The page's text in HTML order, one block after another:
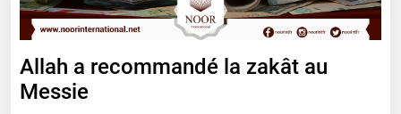
Allah a recommandé la zakât au
Messie